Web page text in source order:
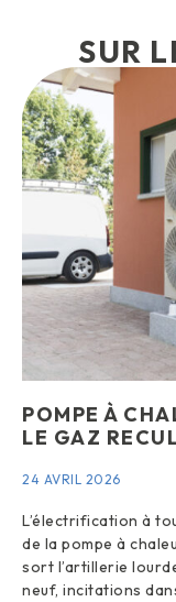
SUR
POMPE À
LE GAZ
24 AVRIL 2026
L’électrification à
de la pompe à
sort l’artillerie
neuf, incitations